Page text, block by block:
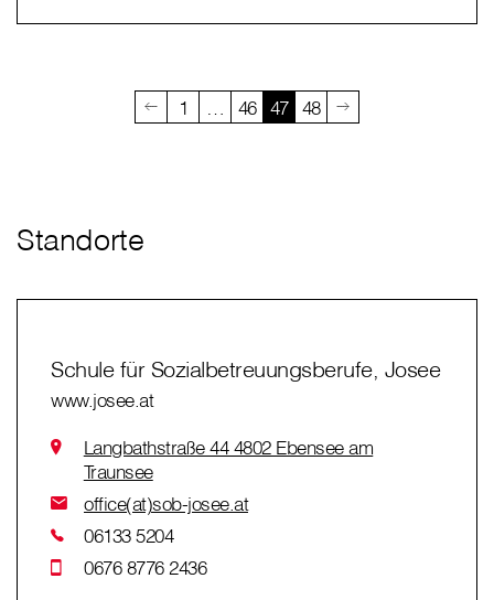
1 46 47 48
Standorte
Schule für Sozialbetreuungsberufe, Josee
www.josee.at
Langbathstraße 44 4802 Ebensee am
Traunsee
office(at)sob-josee.at
06133 5204
0676 8776 2436